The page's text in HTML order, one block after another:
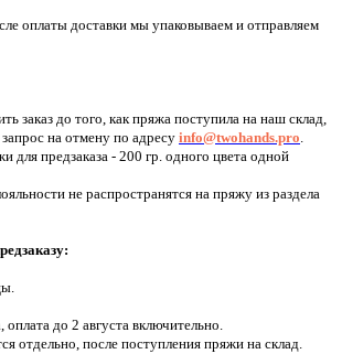
оплаты доставки мы упаковываем и отправляем
заказ до того, как пряжа поступила на наш склад,
на отмену по адресу info@twohands.pro.
для предзаказа - 200 гр. одного цвета одной
не распространятся на пряжу из раздела
до 2 августа включительно.
отдельно, после поступления пряжи на склад.